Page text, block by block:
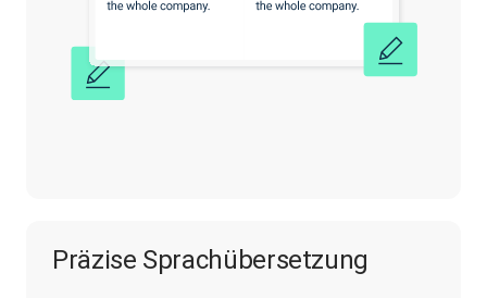
Präzise Sprachübersetzung